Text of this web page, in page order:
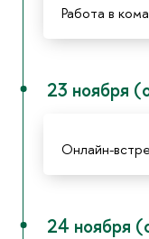
Работа в
23 ноября
Онлайн-
24 ноября